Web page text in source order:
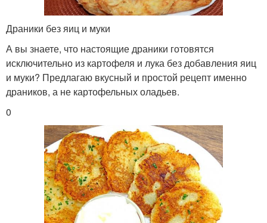
Драники без яиц и муки
А вы знаете, что настоящие драники готовятся
исключительно из картофеля и лука без добавления яиц
и муки? Предлагаю вкусный и простой рецепт именно
драников, а не картофельных оладьев.
0